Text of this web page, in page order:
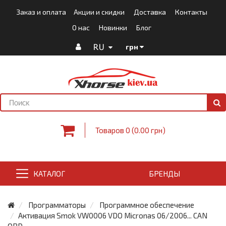
Заказ и оплата Акции и скидки Доставка
Контакты
О нас
Новинки Блог
RU грн
Товаров 0 (0.00 грн)
КАТАЛОГ БРЕНДЫ
Программаторы
Программное обеспечение
Активация Smok VW0006 VDO Micronas 06/2006... CAN